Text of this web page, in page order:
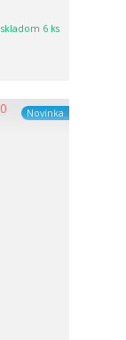
skladom 6 ks
Novinka